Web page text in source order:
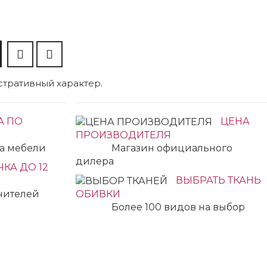
характер.
ПО
мебели
ДО 12
ЦЕНА
ПРОИЗВОДИТЕЛЯ
Магазин официального
дилера
ВЫБРАТЬ ТКАНЬ
ОБИВКИ
Более 100 видов на выбор